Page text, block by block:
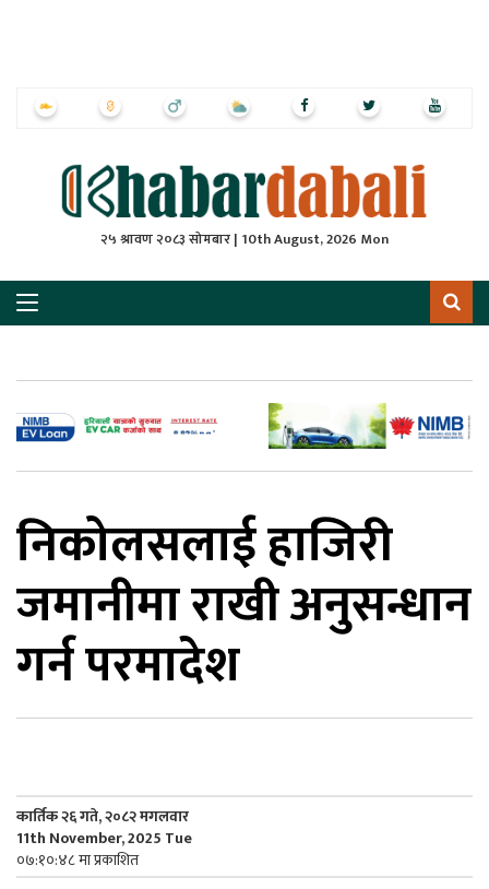
२५ श्रावण २०८३ सोमबार | 10th August, 2026 Mon
निकोलसलाई हाजिरी
जमानीमा राखी अनुसन्धान
गर्न परमादेश
कार्तिक २६ गते, २०८२ मगलवार
11th November, 2025 Tue
०७:१०:४८ मा प्रकाशित